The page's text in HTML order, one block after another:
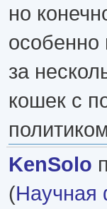
но
особенно
за
кошек с
KenSolo
(Научная